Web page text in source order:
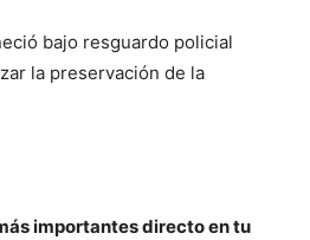
bajo resguardo policial
la preservación de la
importantes directo en tu